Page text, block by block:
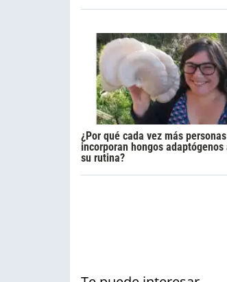
¿Por qué cada vez más personas
incorporan hongos adaptógenos
su rutina?